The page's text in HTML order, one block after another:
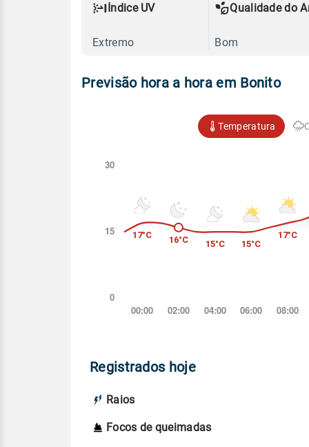
Índice UV
Extremo
Qualidade do
Bom
Previsão hora a hora em Bonito
Temperatura
Registrados hoje
Raios
Focos de queimadas